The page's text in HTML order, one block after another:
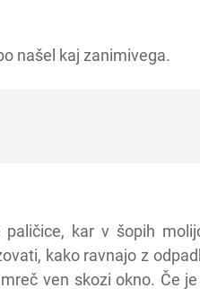
našel kaj zanimivega.
kar v šopih
kako ravnajo z
ven skozi okno. Če